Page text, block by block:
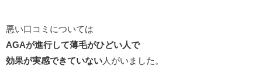
悪い口コミについては
AGAが進行して薄毛がひどい人で
効果が実感できていない人がいました。